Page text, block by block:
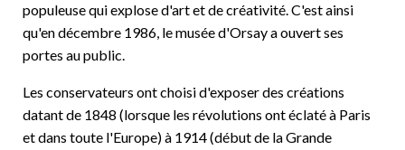
populeuse qui explose d'art et de créativité. C'est ainsi
qu'en décembre 1986, le musée d'Orsay a ouvert ses
portes au public.
Les conservateurs ont choisi d'exposer des créations
datant de 1848 (lorsque les révolutions ont éclaté à Paris
et dans toute l'Europe) à 1914 (début de la Grande